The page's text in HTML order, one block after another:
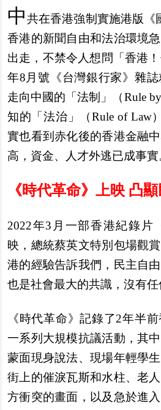
中共在香港強制實施港版《
香港的新聞自由和法治環境
出走，不禁令人想問「香港
年8月號《台灣銀行家》雜
走向中國的「法制」（Rule
知的「法治」（Rule of Law
實也看到赤化後的香港金融
高，資金、人才外逃已成事實
《時代革命》上映 凸
2022年3月一部香港紀錄片
映，總統蔡英文特別包場觀
港的經驗告訴我們，民主自
也是社會最大的共識，沒有任
《時代革命》記錄了2年半
一系列大規模抗議活動，其
蒙面現身說法、現場年輕學
街上的催淚瓦斯和水柱、老
方衝突的畫面，以及急於進